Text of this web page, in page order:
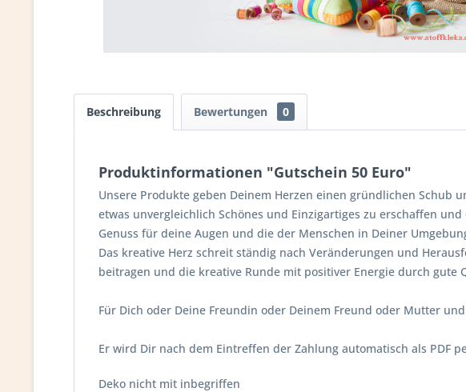
Beschreibung Bewertungen 0
Produktinformationen "Gutschein 50 Euro"
Unsere Produkte geben Deinem Herzen einen gründlichen Schub
etwas unvergleichlich Schönes und Einzigartiges zu erschaffen
Genuss für deine Augen und die der Menschen in Deiner
Das kreative Herz schreit ständig nach Veränderungen und
beitragen und die kreative Runde mit positiver Energie durch gute
Für Dich oder Deine Freundin oder Deinem Freund oder Mutter
Er wird Dir nach dem Eintreffen der Zahlung automatisch als PDF
Deko nicht mit inbegriffen